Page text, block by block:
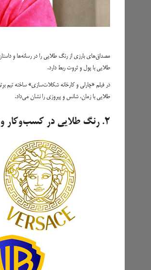
مصداق‌های بارزی از رنگ طلایی را در رسانه‌ها و
طلایی با پول و ثروت ربط دارد.
در فیلم «چارلی و کارخانه شکلات‌سازی» ساخته تیم
طلایی با زمان، شانس و پیروزی را نشان می‌داد.
۲. رنگ طلایی در کسب‌وکار و برندسازی